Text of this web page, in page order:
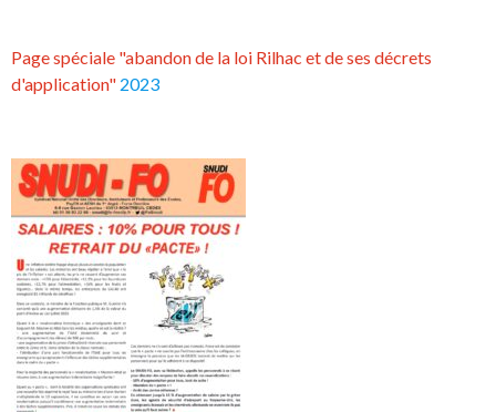
Page spéciale "abandon de la loi Rilhac et de ses décrets
d'application" 2023